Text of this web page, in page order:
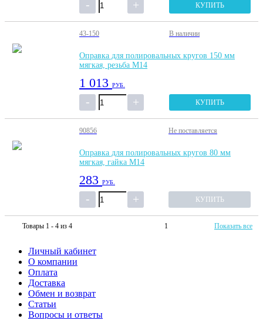
КУПИТЬ
43-150 В наличии
Оправка для полировальных кругов 150 мм
мягкая, резьба М14
1 013 РУБ.
КУПИТЬ
90856 Не поставляется
Оправка для полировальных кругов 80 мм
мягкая, гайка М14
283 РУБ.
КУПИТЬ
Товары 1 - 4 из 4 1 Показать все
Личный кабинет
О компании
Оплата
Доставка
Обмен и возврат
Статьи
Вопросы и ответы